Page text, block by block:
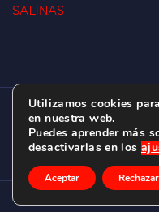
SALINAS
ESCUELA DE
C/ BERNARDO
Utilizamos cookies
en nuestra web.
Puedes aprender más
desactivarlas en los
Aceptar Rechazar